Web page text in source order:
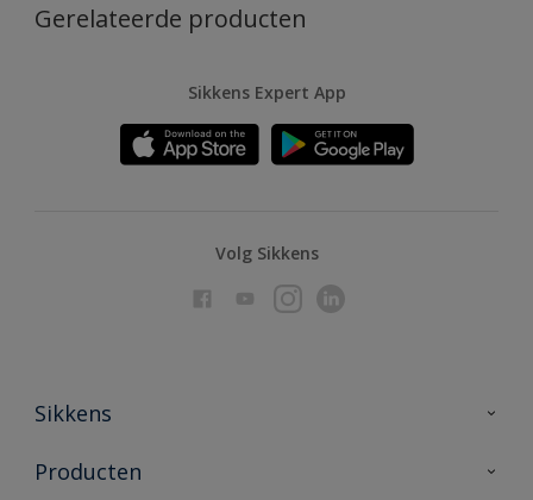
Gerelateerde producten
Sikkens Expert App
Volg Sikkens
Sikkens
Over Sikkens
Producten